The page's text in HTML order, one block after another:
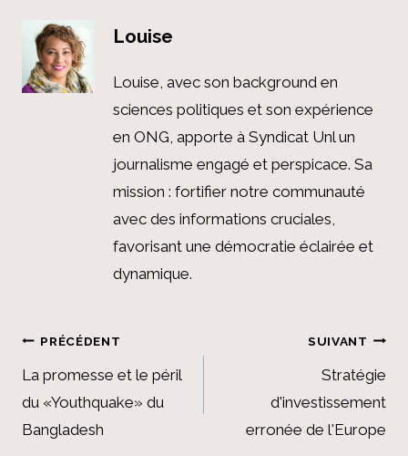
Louise
Louise, avec son background en
sciences politiques et son expérience
en ONG, apporte à Syndicat Unl un
journalisme engagé et perspicace. Sa
mission : fortifier notre communauté
avec des informations cruciales,
favorisant une démocratie éclairée et
dynamique.
Navigation
de
l’article
PRÉCÉDENT
La promesse et le péril
du «Youthquake» du
Bangladesh
SUIVANT
Stratégie
d'investissement
erronée de l'Europe